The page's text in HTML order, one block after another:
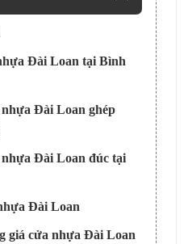
Đài Loan tại Bình
nhựa Đài Loan ghép
nhựa Đài Loan đúc tại
Đài Loan
giá cửa nhựa Đài Loan